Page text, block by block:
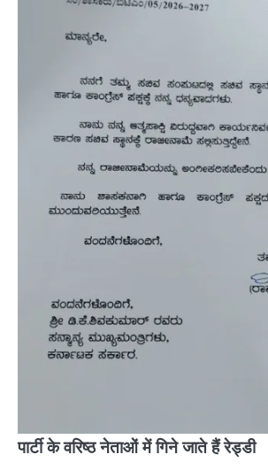
पार्टी के वरिष्ठ नेताओं में गिने जाते हैं रेड्डी